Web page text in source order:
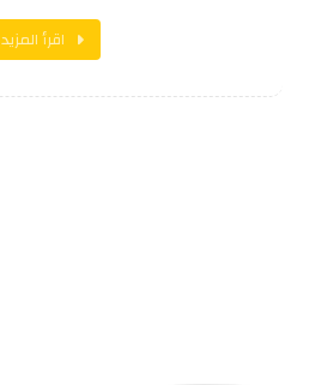
اقرأ المزيد